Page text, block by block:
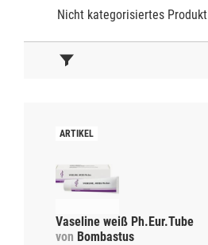
Nicht kategorisiertes Produkt
Vaseline weiß Ph.Eur.Tube
von Bombastus